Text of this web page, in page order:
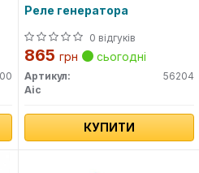
Реле генератора
0 відгуків
865 грн сьогодні
Артикул:
56204
Aic
КУПИТИ